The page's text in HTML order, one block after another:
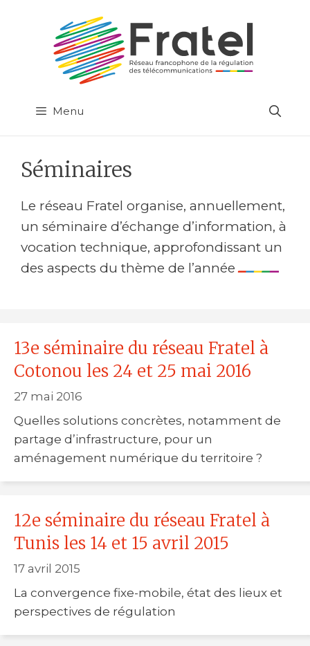
Menu
Séminaires
Le réseau Fratel organise, annuellement,
un séminaire d’échange d’information, à
vocation technique, approfondissant un
des aspects du thème de l’année
13e séminaire du réseau Fratel à
Cotonou les 24 et 25 mai 2016
27 mai 2016
Quelles solutions concrètes, notamment de
partage d’infrastructure, pour un
aménagement numérique du territoire ?
12e séminaire du réseau Fratel à
Tunis les 14 et 15 avril 2015
17 avril 2015
La convergence fixe-mobile, état des lieux et
perspectives de régulation